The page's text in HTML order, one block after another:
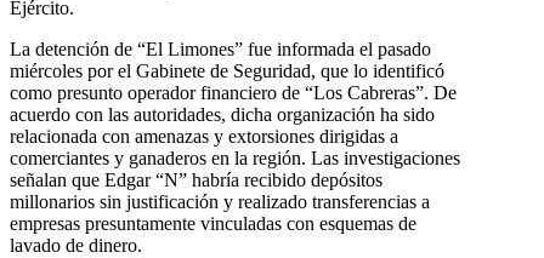
Ejército.
La detención de “El Limones” fue informada el pasado
miércoles por el Gabinete de Seguridad, que lo identificó
como presunto operador financiero de “Los Cabreras”. De
acuerdo con las autoridades, dicha organización ha sido
relacionada con amenazas y extorsiones dirigidas a
comerciantes y ganaderos en la región. Las investigaciones
señalan que Edgar “N” habría recibido depósitos
millonarios sin justificación y realizado transferencias a
empresas presuntamente vinculadas con esquemas de
lavado de dinero.